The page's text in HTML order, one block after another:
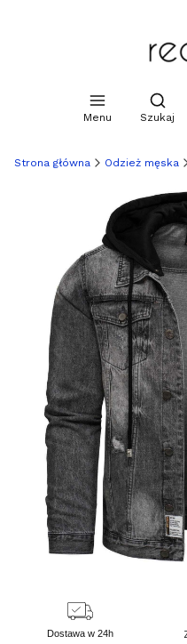
Menu Szukaj
Strona główna Odzież męska
Dostawa w 24h